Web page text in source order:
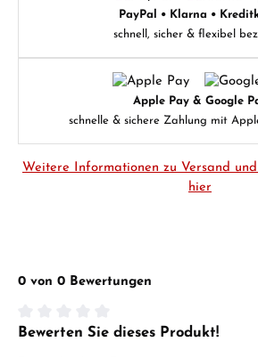
PayPal • Klarna •
schnell, sicher & flexibel
Apple Pay & Google
schnelle & sichere Zahlung mit
Weitere Informationen zu Versand
hier
0 von 0 Bewertungen
Durchschnittliche Bewertung von 0 von
Bewerten Sie dieses Produkt!